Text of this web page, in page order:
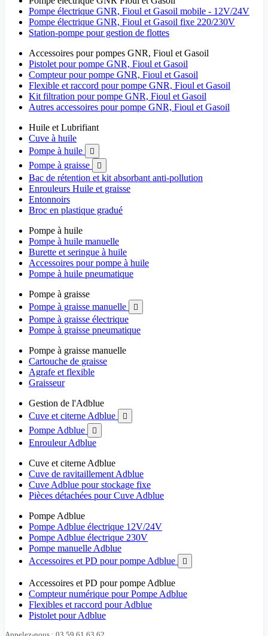
Pompe électrique GNR, Fioul et Gasoil mobile - 12V/24V
Pompe électrique GNR, Fioul et Gasoil fixe 220/230V
Station-pompe pour gestion de flottes
Accessoires pour pompes GNR, Fioul et Gasoil
Pistolet pour pompe GNR, Fioul et Gasoil
Compteur pour pompe GNR, Fioul et Gasoil
Flexible et raccord pour pompe GNR, Fioul et Gasoil
Kit filtration pour pompe GNR, Fioul et Gasoil
Autres accessoires pour pompe GNR, Fioul et Gasoil
Huile et Lubrifiant
Cuve à huile
Pompe à huile

Pompe à graisse 
Bac de rétention et kit absorbant anti-pollution
Enrouleurs Huile et graisse
Entonnoirs
Broc en plastique gradué
Pompe à huile
Pompe à huile manuelle
Burette et seringue à huile
Accessoires pour pompe à huile
Pompe à huile pneumatique
Pompe à graisse
Pompe à graisse manuelle

Pompe à graisse électrique
Pompe à graisse pneumatique
Pompe à graisse manuelle
Cartouche de graisse
Agrafe et flexible
Graisseur
Gestion de l'Adblue
Cuve et citerne Adblue

Pompe Adblue 
Enrouleur Adblue
Cuve et citerne Adblue
Cuve de ravitaillement Adblue
Cuve Adblue pour stockage fixe
Pièces détachées pour Cuve Adblue
Pompe Adblue
Pompe Adblue électrique 12V/24V
Pompe Adblue électrique 230V
Pompe manuelle Adblue
Accessoires et PD pour pompe Adblue

Accessoires et PD pour pompe Adblue
Compteur numérique pour Pompe Adblue
Flexibles et raccord pour Adblue
Pistolet pour Adblue